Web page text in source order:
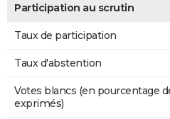
Participation au scrutin
Taux de participation
Taux d'abstention
Votes blancs (en pourcentage
exprimés)